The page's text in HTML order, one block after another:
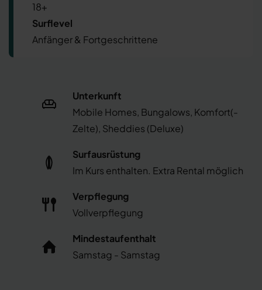
18+
Surflevel
Anfänger & Fortgeschrittene
Unterkunft
Mobile Homes, Bungalows, Komfort(-
Zelte), Sheddies (Deluxe)
Surfausrüstung
Im Kurs enthalten. Extra Rental möglich
Verpflegung
Vollverpflegung
Mindestaufenthalt
Samstag - Samstag